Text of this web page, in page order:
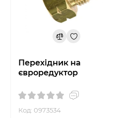
Перехідник на
євроредуктор
Код: 0973534